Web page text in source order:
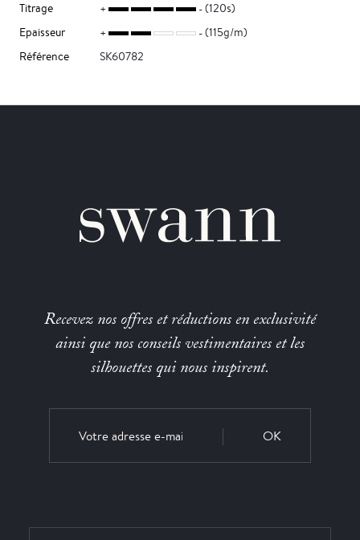
Titrage
(120s)
Epaisseur
(115g/m)
Référence
SK60782
Recevez nos offres et réductions en exclusivité
ainsi que nos conseils vestimentaires et les
silhouettes qui nous inspirent.
OK